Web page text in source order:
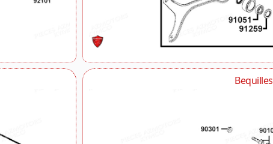
Bequilles